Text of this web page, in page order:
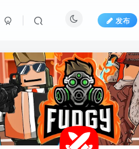
发布